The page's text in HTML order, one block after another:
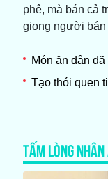
phê, mà bán cả
giọng người
Món ăn dân
Tạo thói quen
TẤM LÒNG